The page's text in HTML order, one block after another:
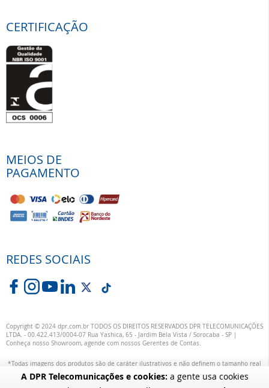
A DPR Telecomunicações e cookies:a gente usa cookies
CERTIFICAÇÃO
MEIOS DE
PAGAMENTO
REDES SOCIAIS
Copyright © 2024 dpr.com.br TODOS OS DIREITOS RESERVADOS DPR TELECOMUNICAÇÕES
LTDA. - 00.422.413/0004-07 Rua Yashica, 65 - Jardim Bela Vista / Sorocaba - SP |
Conheça nosso Showroom, agende com nossos Gerentes de Contas.
*Todas imagens dos produtos são de caráter ilustrativos e não definem o tamanho real
ou exata definição das suas cores.
alterações específicas nos produtos poderão ocorrer sem aviso prévio dos fornecedores,